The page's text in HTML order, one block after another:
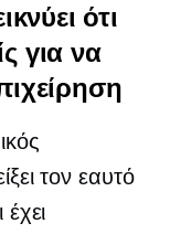
ότι
για να
τον εαυτό